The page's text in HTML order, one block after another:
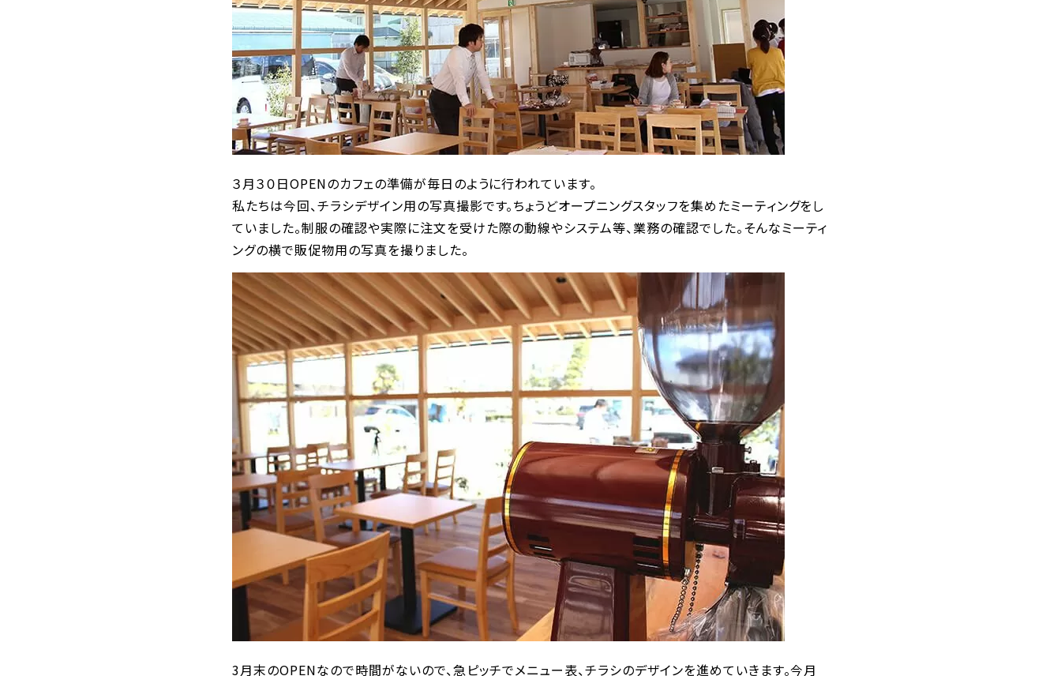
３月３０日OPENのカフェの準備が毎日のように行われています。
私たちは今回、チラシデザイン用の写真撮影です。ちょうどオープニングスタッフを集めたミーティングをし
ていました。制服の確認や実際に注文を受けた際の動線やシステム等、業務の確認でした。そんなミーティ
ングの横で販促物用の写真を撮りました。
3月末のOPENなので時間がないので、急ピッチでメニュー表、チラシのデザインを進めていきます。今月